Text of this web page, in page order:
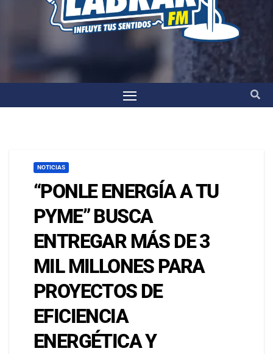
NOTICIAS
“PONLE ENERGÍA A TU
PYME” BUSCA
ENTREGAR MÁS DE 3
MIL MILLONES PARA
PROYECTOS DE
EFICIENCIA
ENERGÉTICA Y